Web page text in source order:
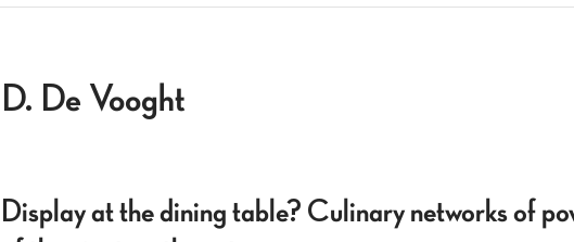
D. De Vooght
Display at the dining table? Culinary networks of